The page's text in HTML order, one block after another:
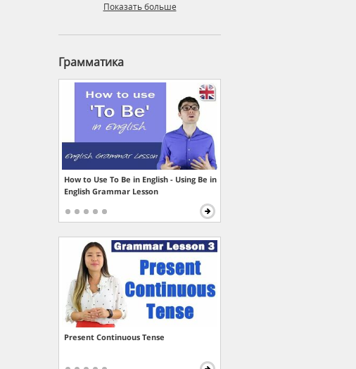
Показать больше
Грамматика
How to Use To Be in English - Using Be in
English Grammar Lesson
Present Continuous Tense